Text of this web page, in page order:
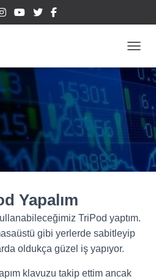
Yapalım
TriPod yaptım.
gibi yerlerde sabitleyip
oldukça güzel iş yapıyor.
klavuzu takip ettim ancak